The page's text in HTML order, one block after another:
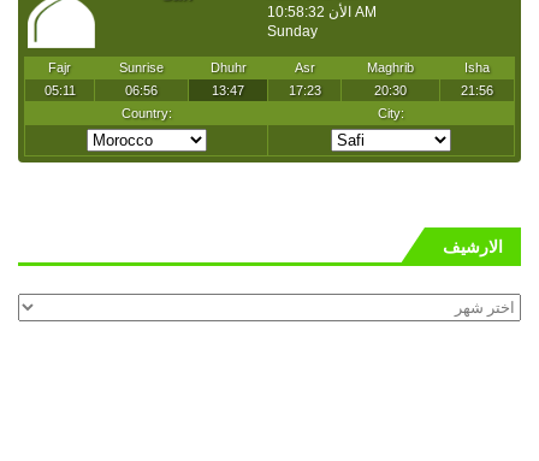
الارشيف
الارشيف